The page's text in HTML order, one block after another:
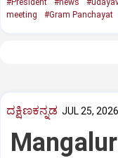
#President #news
meeting
#Gram Panchayat
ದಕ್ಷಿಣಕನ್ನಡ JUL 25,